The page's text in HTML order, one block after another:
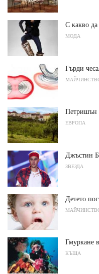
С какво
МОДА
Гърди
Петришън
ЕВРОПА
Джъстин
ЗВЕЗДА
Детето
Гмуркане
КЪЩА